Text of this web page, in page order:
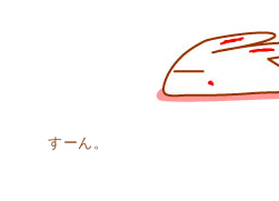
すーん。